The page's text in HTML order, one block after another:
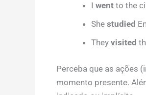
I wentto the
She studied
They visited
Perceba que as ações
momento presente.